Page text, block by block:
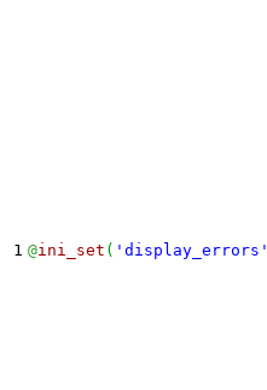
@ini_set ( 'display_errors'